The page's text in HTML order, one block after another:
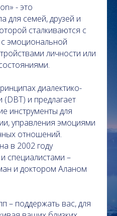
- это
для семей, друзей и
сталкиваются с
эмоциональной
личности или
диалектико-
и предлагает
инструменты для
управления эмоциями
отношений.
в 2002 году
специалистами –
и доктором Аланом
– поддержать вас, для